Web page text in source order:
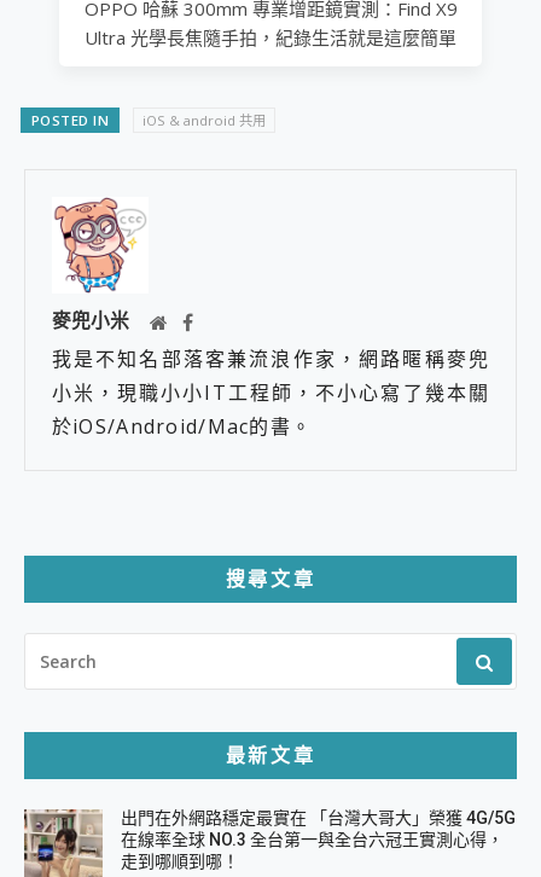
OPPO 哈蘇 300mm 專業增距鏡實測：Find X9
Ultra 光學長焦隨手拍，紀錄生活就是這麼簡單
POSTED IN iOS & android 共用
麥兜小米
我是不知名部落客兼流浪作家，網路暱稱麥兜
小米，現職小小IT工程師，不小心寫了幾本關
於iOS/Android/Mac的書。
搜尋文章
FOR:
最新文章
出門在外網路穩定最實在 「台灣大哥大」榮獲 4G/5G
在線率全球 NO.3 全台第一與全台六冠王實測心得，
走到哪順到哪！